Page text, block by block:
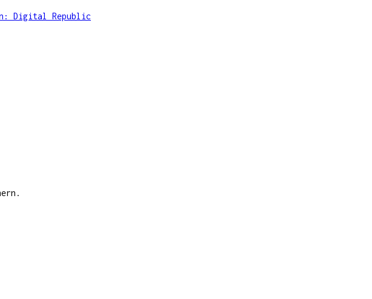
Digital Republic